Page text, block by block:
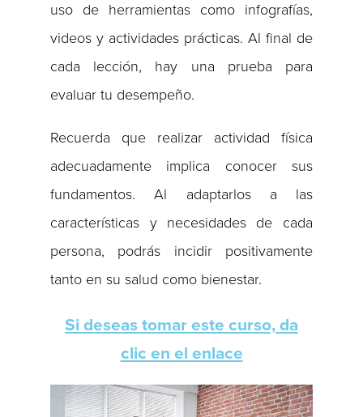
uso de herramientas como infografías,
videos y actividades prácticas. Al final de
cada lección, hay una prueba para
evaluar tu desempeño.
Recuerda que realizar actividad física
adecuadamente implica conocer sus
fundamentos. Al adaptarlos a las
características y necesidades de cada
persona, podrás incidir positivamente
tanto en su salud como bienestar.
Si deseas tomar este curso, da
clic en el enlace